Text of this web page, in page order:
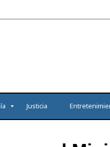
Justicia